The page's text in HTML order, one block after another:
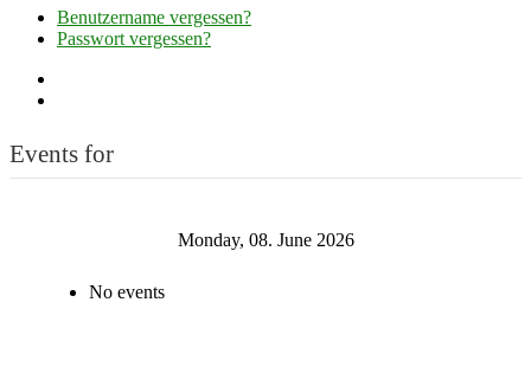
Benutzername vergessen?
Passwort vergessen?
Events for
Monday, 08. June 2026
No events